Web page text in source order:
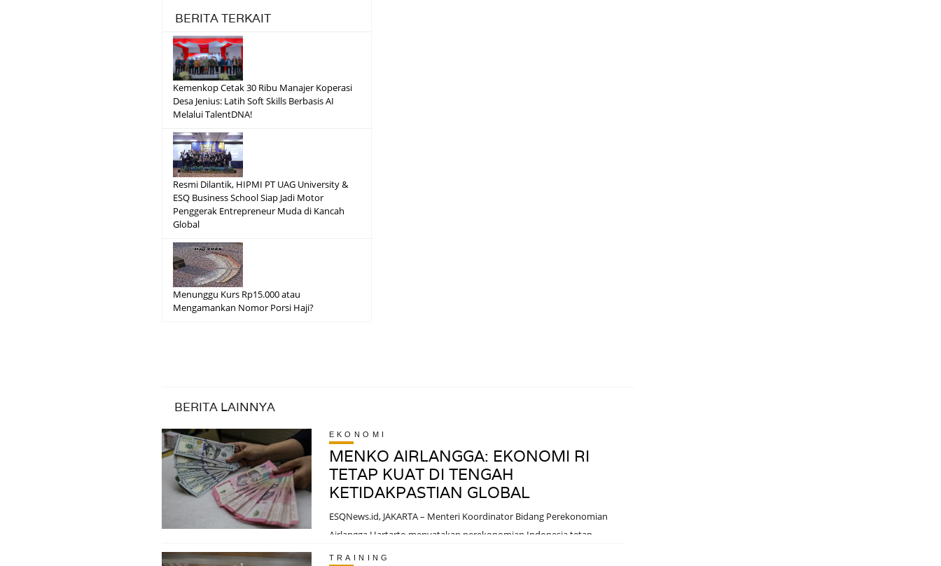
BERITA TERKAIT
Kemenkop Cetak 30 Ribu Manajer Koperasi
Desa Jenius: Latih Soft Skills Berbasis AI
Melalui TalentDNA!
Resmi Dilantik, HIPMI PT UAG University &
ESQ Business School Siap Jadi Motor
Penggerak Entrepreneur Muda di Kancah
Global
Menunggu Kurs Rp15.000 atau
Mengamankan Nomor Porsi Haji?
BERITA LAINNYA
EKONOMI
MENKO AIRLANGGA: EKONOMI RI
TETAP KUAT DI TENGAH
KETIDAKPASTIAN GLOBAL
ESQNews.id, JAKARTA – Menteri Koordinator Bidang Perekonomian
Airlangga Hartarto menyatakan perekonomian Indonesia tetap
memiliki resiliensi kuat dan ruang untuk tumbuh di tengah
TRAINING